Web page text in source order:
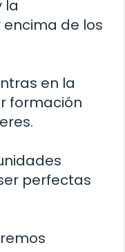
la
de los
en la
formación
perfectas